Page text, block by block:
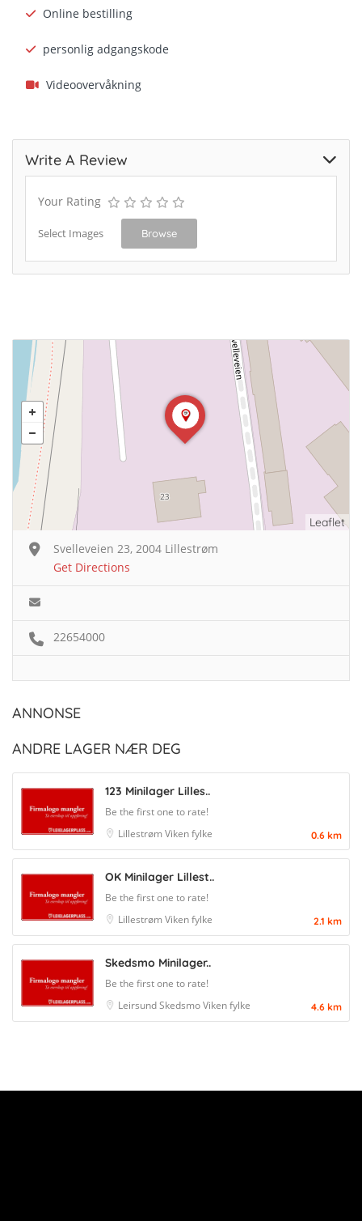
Online bestilling
personlig adgangskode
Videoovervåkning
Write A Review
Your Rating
Select Images Browse
Leaflet
Svelleveien 23, 2004 Lillestrøm
Get Directions
22654000
ANNONSE
ANDRE LAGER NÆR DEG
123 Minilager Lilles..
Be the first one to rate!
LillestrømViken fylke 0.6 km
OK Minilager Lillest..
Be the first one to rate!
LillestrømViken fylke 2.1 km
Skedsmo Minilager..
Be the first one to rate!
LeirsundSkedsmoViken fylke 4.6 km